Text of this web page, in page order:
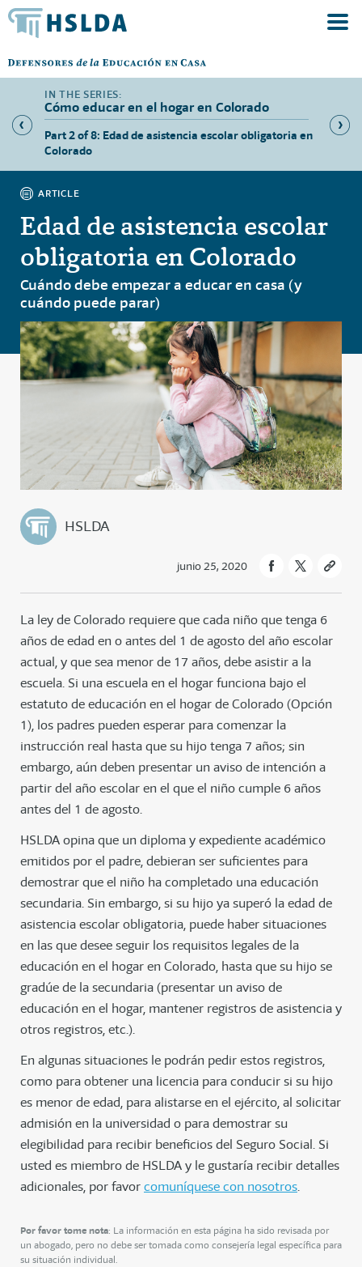
Cómo educar en el hogar en Colorado
en
Part 2 of 8: Edad de asistencia escolar obligatoria en
Colorado
Part 3
ARTICLE
Edad de asistencia escolar
obligatoria en Colorado
Cuándo debe empezar a educar en casa (y
cuándo puede parar)
HSLDA
junio 25, 2020
La ley de Colorado requiere que cada niño que tenga 6
años de edad en o antes del 1 de agosto del año escolar
actual, y que sea menor de 17 años, debe asistir a la
escuela. Si una escuela en el hogar funciona bajo el
estatuto de educación en el hogar de Colorado (Opción
1), los padres pueden esperar para comenzar la
instrucción real hasta que su hijo tenga 7 años; sin
embargo, aún deben presentar un aviso de intención a
partir del año escolar en el que el niño cumple 6 años
antes del 1 de agosto.
HSLDA opina que un diploma y expediente académico
emitidos por el padre, debieran ser suficientes para
demostrar que el niño ha completado una educación
secundaria. Sin embargo, si su hijo ya superó la edad de
asistencia escolar obligatoria, puede haber situaciones
en las que desee seguir los requisitos legales de la
educación en el hogar en Colorado, hasta que su hijo se
gradúe de la secundaria (presentar un aviso de
educación en el hogar, mantener registros de asistencia y
otros registros, etc.).
En algunas situaciones le podrán pedir estos registros,
como para obtener una licencia para conducir si su hijo
es menor de edad, para alistarse en el ejército, al solicitar
admisión en la universidad o para demostrar su
elegibilidad para recibir beneficios del Seguro Social. Si
usted es miembro de HSLDA y le gustaría recibir detalles
adicionales, por favorcomuníquese con nosotros.
Por favor tome nota: La información en esta página ha sido revisada por
un abogado, pero no debe ser tomada como consejería legal específica para
su situación individual.